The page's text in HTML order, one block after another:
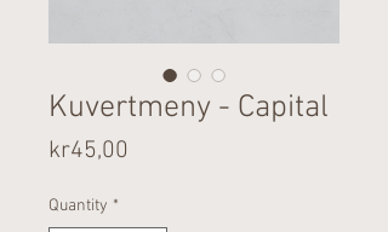
Kuvertmeny - Capital
kr45,00
Quantity *